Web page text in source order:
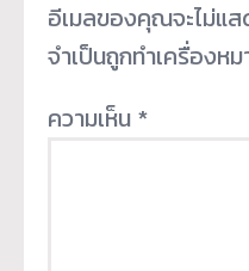
อีเมลของคุณจะไม่แส
จำเป็นถูกทำเครื่องห
ความเห็น *